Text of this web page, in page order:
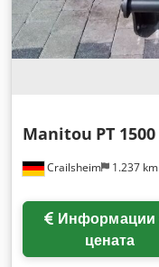
Crailsheim 1.237 km
Manitou PT 1500
цената